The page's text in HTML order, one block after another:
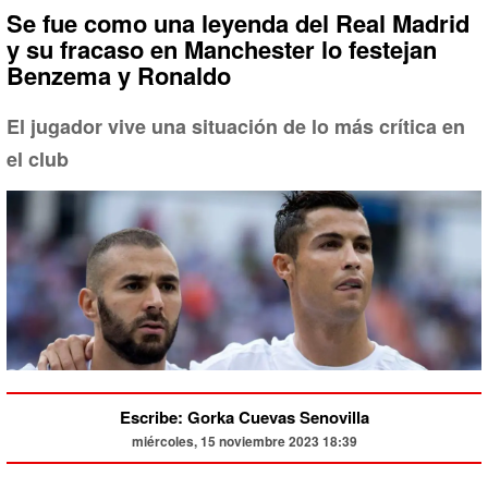
Se fue como una leyenda del Real Madrid
y su fracaso en Manchester lo festejan
Benzema y Ronaldo
El jugador vive una situación de lo más crítica en
el club
Escribe: Gorka Cuevas Senovilla
miércoles, 15 noviembre 2023 18:39